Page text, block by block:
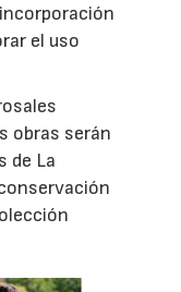
el uso
obras serán
de La